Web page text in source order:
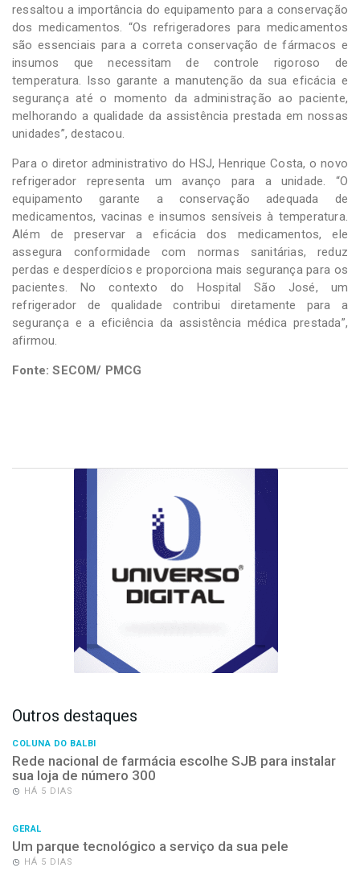
ressaltou a importância do equipamento para a conservação
dos medicamentos. “Os refrigeradores para medicamentos
são essenciais para a correta conservação de fármacos e
insumos que necessitam de controle rigoroso de
temperatura. Isso garante a manutenção da sua eficácia e
segurança até o momento da administração ao paciente,
melhorando a qualidade da assistência prestada em nossas
unidades”, destacou.
Para o diretor administrativo do HSJ, Henrique Costa, o novo
refrigerador representa um avanço para a unidade. “O
equipamento garante a conservação adequada de
medicamentos, vacinas e insumos sensíveis à temperatura.
Além de preservar a eficácia dos medicamentos, ele
assegura conformidade com normas sanitárias, reduz
perdas e desperdícios e proporciona mais segurança para os
pacientes. No contexto do Hospital São José, um
refrigerador de qualidade contribui diretamente para a
segurança e a eficiência da assistência médica prestada”,
afirmou.
Fonte: SECOM/ PMCG
Outros destaques
COLUNA DO BALBI
Rede nacional de farmácia escolhe SJB para instalar
sua loja de número 300
HÁ 5 DIAS
GERAL
Um parque tecnológico a serviço da sua pele
HÁ 5 DIAS